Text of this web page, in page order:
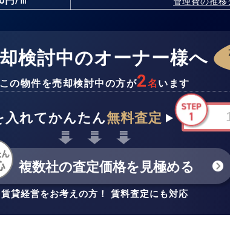
検討中のオーナー様へ
この物件を売却検討中の方が2名 います
入れてかんたん無料査定
複数社の査定価格を見極める
賃貸経営をお考えの方！ 賃料査定にも対応